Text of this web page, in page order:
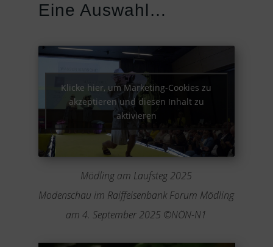
Eine Auswahl…
Klicke hier, um Marketing-Cookies zu
akzeptieren und diesen Inhalt zu
aktivieren
Mödling am Laufsteg 2025
Modenschau im Raiffeisenbank Forum Mödling
am 4. September 2025 ©NÖN-N1